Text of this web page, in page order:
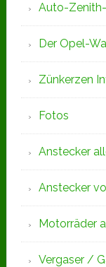
Auto-
Der Opel-
Zünkerzen
Fotos
Anstecker
Anstecker
Motorräder
Vergaser /